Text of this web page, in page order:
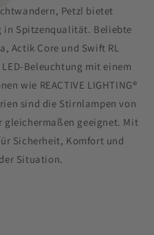
Petzl bietet
in Spitzenqualität. Beliebte
Actik Core und Swift RL
Beleuchtung mit einem
wie REACTIVE LIGHTING®
sind die Stirnlampen von
gleichermaßen geeignet. Mit
Sicherheit, Komfort und
Situation.